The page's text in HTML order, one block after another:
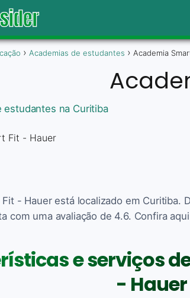
Academias de estudantes Academia
estudantes na Curitiba
- Hauer está localizado em Curitiba.
com uma avaliação de 4.6. Confira
e serviços
- Hauer